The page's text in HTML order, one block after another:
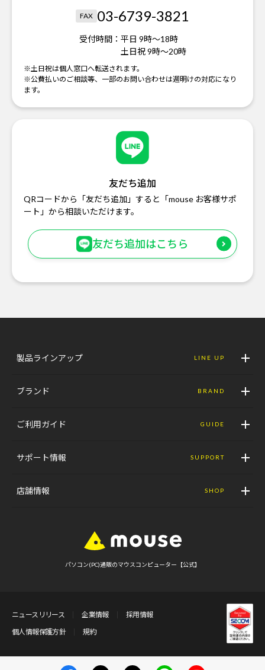
FAX 03-6739-3821
受付時間： 平日 9時～18時
土日祝 9時～20時
※土日祝は個人窓口へ転送されます。
※公費払いのご相談等、一部のお問い合わせは週明けの対応になり
ます。
友だち追加
QRコードから「友だち追加」すると「mouse お客様サポ
ート」から相談いただけます。
友だち追加はこちら
製品ラインアップ LINE UP
ブランド BRAND
ご利用ガイド GUIDE
サポート情報 SUPPORT
店舗情報 SHOP
パソコン(PC)通販のマウスコンピューター【公式】
ニュースリリース 企業情報
採用情報
個人情報保護方針
規約